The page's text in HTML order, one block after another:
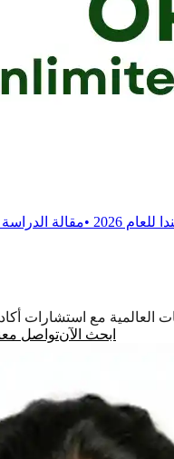
الدراسة في رومانيا جامعة
العالمية مع استشارات
ابحث الآنتواصل